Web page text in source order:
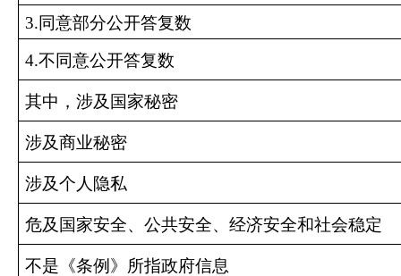
3.同意部分公开答复数
4.不同意公开答复数
其中，涉及国家秘密
涉及商业秘密
涉及个人隐私
危及国家安全、公共安全、经济安全和社会稳定
不是《条例》所指政府信息